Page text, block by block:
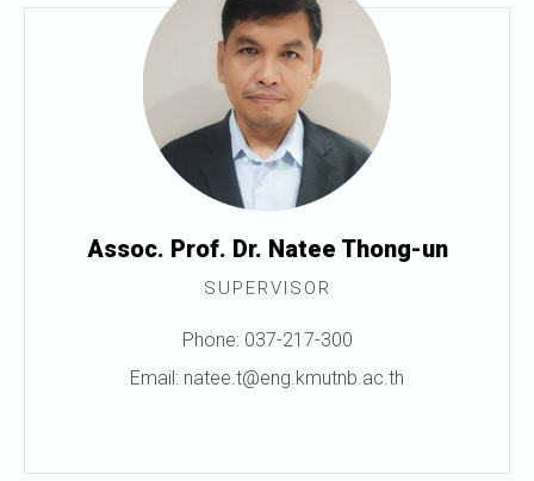
Assoc. Prof. Dr. Natee Thong-un
SUPERVISOR
Phone: 037-217-300
Email: natee.t@eng.kmutnb.ac.th